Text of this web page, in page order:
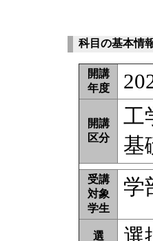
科目の基本情
開講
年度
開講
区分
工
基
受講
対象
学生
学
選